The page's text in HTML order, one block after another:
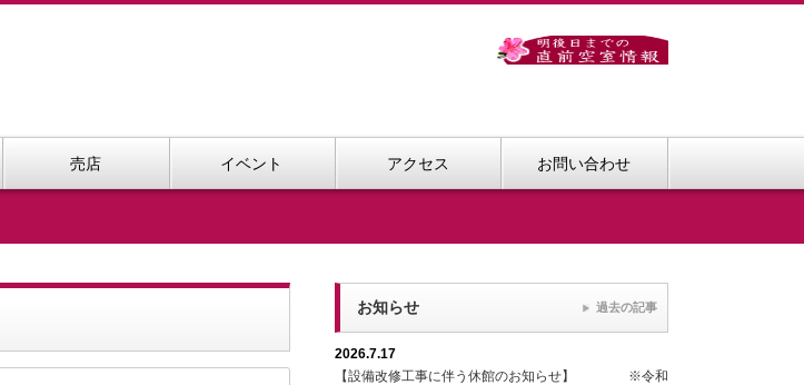
売店 イベント アクセス お問い合わせ
お知らせ
2026.7.17
【設備改修工事に伴う休館のお知らせ】 ※令和
過去の記事